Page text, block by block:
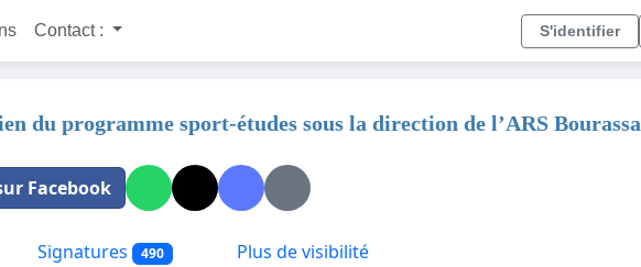
Contact : S'identifier
du programme sport-études sous la direction de l’ARS Bourassa
Facebook
Signatures 490 Plus de visibilité